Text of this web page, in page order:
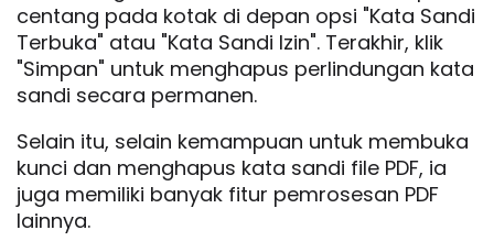
centang pada kotak di depan opsi "Kata Sandi
Terbuka" atau "Kata Sandi Izin". Terakhir, klik
"Simpan" untuk menghapus perlindungan kata
sandi secara permanen.
Selain itu, selain kemampuan untuk membuka
kunci dan menghapus kata sandi file PDF, ia
juga memiliki banyak fitur pemrosesan PDF
lainnya.